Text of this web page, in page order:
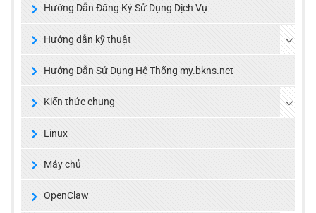
Hướng Dẫn Đăng Ký Sử Dụng Dịch Vụ
Hướng dẫn kỹ thuật
Hướng Dẫn Sử Dụng Hệ Thống my.bkns.net
Kiến thức chung
Linux
Máy chủ
OpenClaw